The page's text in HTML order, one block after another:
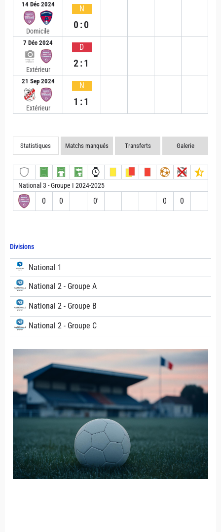
Divisions
National 1
National 2 - Groupe A
National 2 - Groupe B
National 2 - Groupe C
14 Déc 2024
Domicile
N
0:0
7 Déc 2024
Extérieur
D
2:1
21 Sep 2024
Extérieur
N
1:1
Statistiques Matchs manqués Transferts Galerie
National 3 - Groupe I 2024-2025
0 0 0′ 0 0